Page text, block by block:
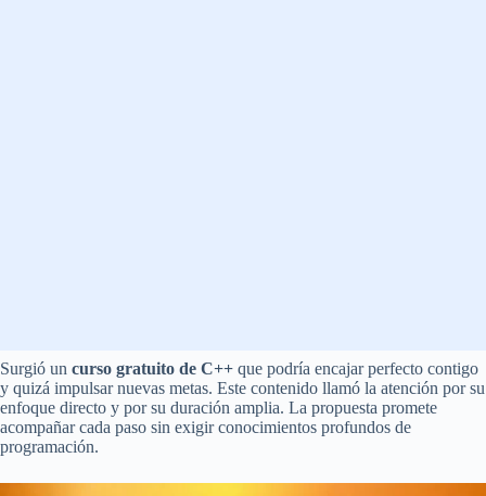
Surgió un curso gratuito de C++ que podría encajar perfecto contigo
y quizá impulsar nuevas metas. Este contenido llamó la atención por su
enfoque directo y por su duración amplia. La propuesta promete
acompañar cada paso sin exigir conocimientos profundos de
programación.